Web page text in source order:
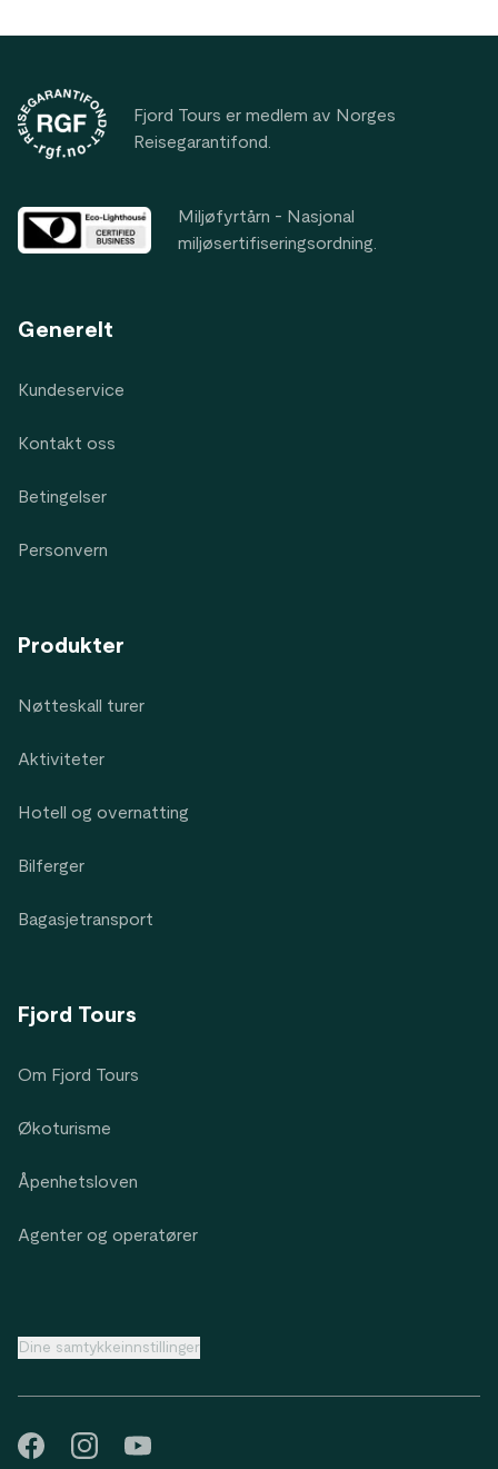
Fjord Tours er medlem av Norges
Reisegarantifond.
Miljøfyrtårn - Nasjonal
miljøsertifiseringsordning.
Generelt
Kundeservice
Kontakt oss
Betingelser
Personvern
Produkter
Nøtteskall turer
Aktiviteter
Hotell og overnatting
Bilferger
Bagasjetransport
Fjord Tours
Om Fjord Tours
Økoturisme
Åpenhetsloven
Agenter og operatører
Dine samtykkeinnstillinger